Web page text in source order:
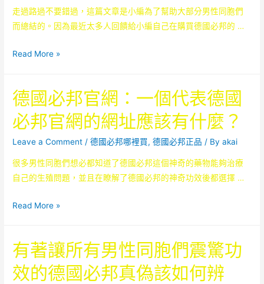
如
何
劣
天
飛
的
市
場
購
到
德
國
必
走過路過不要錯過，這篇文章是小編為了幫助大部分男性同胞們
而總結的。因為最近太多人回饋給小編自己在購買德國必邦的 …
看
篇
文
章，
保
在
你
都
能
Read More »
德國必邦官網：一個代表德國
必邦官網的網址應該有什麼？
Leave a Comment /德國必邦哪裡買,德國必邦正品 / Byakai
很多男性同胞們想必都知道了德國必邦這個神奇的藥物能夠治療
自己的生殖問題，並且在瞭解了德國必邦的神奇功效後都選擇 …
德
邦
官
網：
Read More »
有著讓所有男性同胞們震驚功
效的德國必邦真偽該如何辨